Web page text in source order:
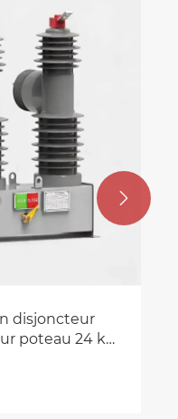
disjoncteur
poteau 24 kV
